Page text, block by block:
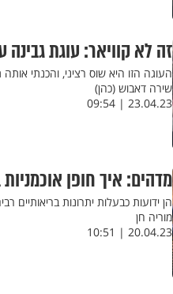
זה לא קוויאר: עוגת
העוגה הזו היא שוס רציני, והכנתי
שירה דאבוש (כהן)
23.04.23 | 09:54
מדהים: איך חופן
הן ידועות כבעלות יתרונות
מוריה חן
20.04.23 | 10:51